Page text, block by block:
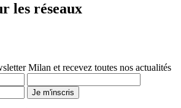
les réseaux
Milan et recevez toutes nos actualités
Je m'inscris